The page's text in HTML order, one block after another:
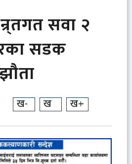
सवा २
सडक
ख- ख ख+